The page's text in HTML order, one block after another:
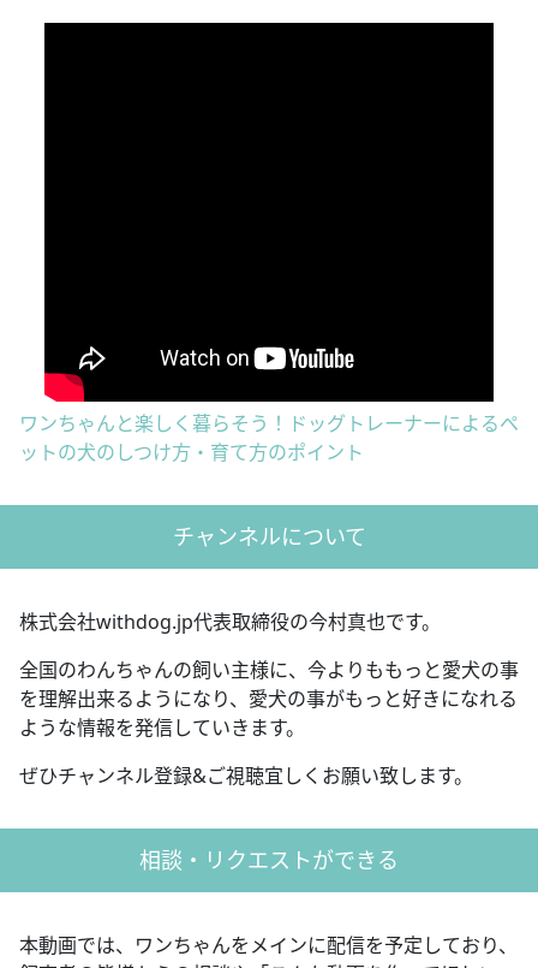
ワンちゃんと楽しく暮らそう！ドッグトレーナーによるペ
ットの犬のしつけ方・育て方のポイント
チャンネルについて
株式会社withdog.jp代表取締役の今村真也です。
全国のわんちゃんの飼い主様に、今よりももっと愛犬の事
を理解出来るようになり、愛犬の事がもっと好きになれる
ような情報を発信していきます。
ぜひチャンネル登録&ご視聴宜しくお願い致します。
相談・リクエストができる
本動画では、ワンちゃんをメインに配信を予定しており、